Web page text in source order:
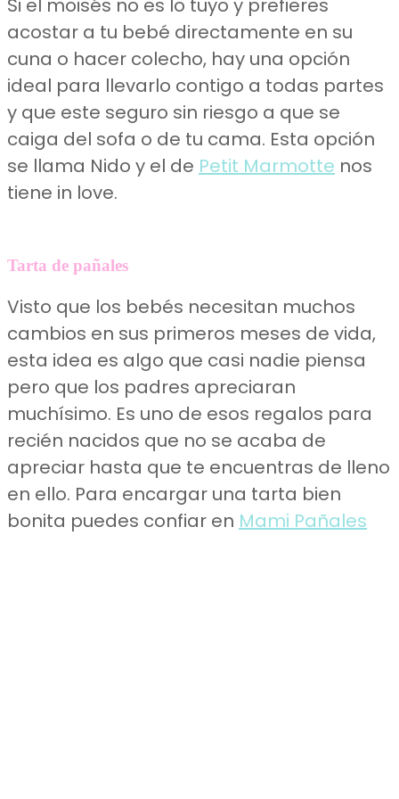
Si el moisés no es lo tuyo y prefieres
acostar a tu bebé directamente en su
cuna o hacer colecho, hay una opción
ideal para llevarlo contigo a todas partes
y que este seguro sin riesgo a que se
caiga del sofa o de tu cama. Esta opción
se llama Nido y el de Petit Marmotte nos
tiene in love.
Tarta de pañales
Visto que los bebés necesitan muchos
cambios en sus primeros meses de vida,
esta idea es algo que casi nadie piensa
pero que los padres apreciaran
muchísimo. Es uno de esos regalos para
recién nacidos que no se acaba de
apreciar hasta que te encuentras de lleno
en ello. Para encargar una tarta bien
bonita puedes confiar en Mami Pañales